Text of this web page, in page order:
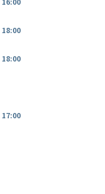
18:00
18:00
17:00